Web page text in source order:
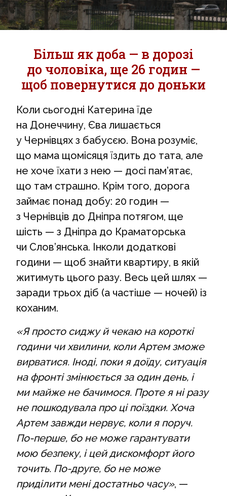
Більш як доба — в дорозі
до чоловіка, ще 26 годин —
щоб повернутися до доньки
Коли сьогодні Катерина їде
на Донеччину, Єва лишається
у Чернівцях з бабусєю. Вона розуміє,
що мама щомісяця їздить до тата, але
не хоче їхати з нею — досі пам’ятає,
що там страшно. Крім того, дорога
займає понад добу: 20 годин —
з Чернівців до Дніпра потягом, ще
шість — з Дніпра до Краматорська
чи Слов’янська. Інколи додаткові
години — щоб знайти квартиру, в якій
житимуть цього разу. Весь цей шлях —
заради трьох діб (а частіше — ночей) із
коханим.
«Я просто сиджу й чекаю на короткі
години чи хвилини, коли Артем зможе
вирватися. Іноді, поки я доїду, ситуація
на фронті змінюється за один день, і
ми майже не бачимося. Проте я ні разу
не пошкодувала про ці поїздки. Хоча
Артем завжди нервує, коли я поруч.
По-перше, бо не може гарантувати
мою безпеку, і цей дискомфорт його
точить. По-друге, бо не може
приділити мені достатньо часу», —